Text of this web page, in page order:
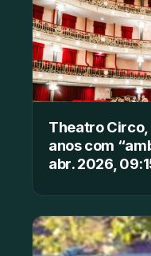
Theatro Circo,
anos com
abr. 2026,